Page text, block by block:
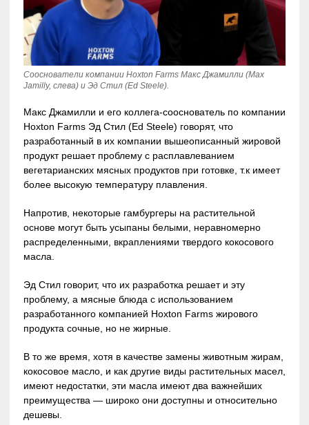
Сооснователи компании Hoxton Farms Макс Джамилли (Max
Jamilly, слева) и Эд Стил (Ed Steele).
Макс Джамилли и его коллега-сооснователь по компании
Hoxton Farms Эд Стил (Ed Steele) говорят, что
разработанный в их компании вышеописанный жировой
продукт решает проблему с расплавлеванием
вегетарианских мясных продуктов при готовке, т.к имеет
более высокую температуру плавления.
Напротив, некоторые гамбургеры на растительной
основе могут быть усыпаны белыми, неравномерно
распределенными, вкраплениями твердого кокосового
масла.
Эд Стил говорит, что их разработка решает и эту
проблему, а мясные блюда с использованием
разработанного компанией Hoxton Farms жирового
продукта сочные, но не жирные.
В то же время, хотя в качестве замены животным жирам,
кокосовое масло, и как другие виды растительных масел,
имеют недостатки, эти масла имеют два важнейших
преимущества — широко они доступны и относительно
дешевы.